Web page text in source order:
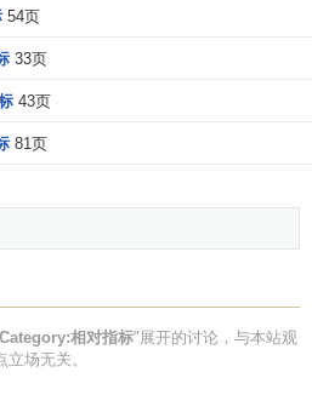
54页
33页
43页
81页
Category:相对指标"展开的讨论，与本站观
立场无关。